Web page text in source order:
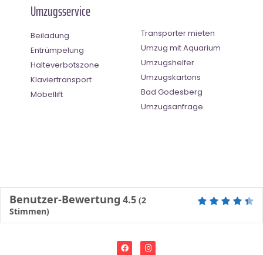
Umzugsservice
Beiladung
Entrümpelung
Halteverbotszone
Klaviertransport
Möbellift
Transporter mieten
Umzug mit Aquarium
Umzugshelfer
Umzugskartons
Bad Godesberg
Umzugsanfrage
Benutzer-Bewertung 4.5 (2
Stimmen)